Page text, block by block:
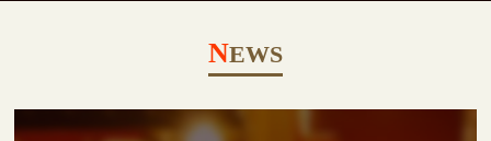
NEWS